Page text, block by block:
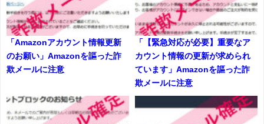
「Amazonアカウント情報更新
のお願い」Amazonを謳った詐
欺メールに注意
「【緊急対応が必要】重要なア
カウント情報の更新が求められ
ています」Amazonを謳った詐
欺メールに注意